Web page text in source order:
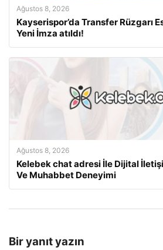
Ağustos 8, 2026
Kayserispor’da Transfer Rüzgarı
Yeni İmza atıldı!
Ağustos 8, 2026
Kelebek chat adresi İle Dijital
Ve Muhabbet Deneyimi
Bir yanıt yazın